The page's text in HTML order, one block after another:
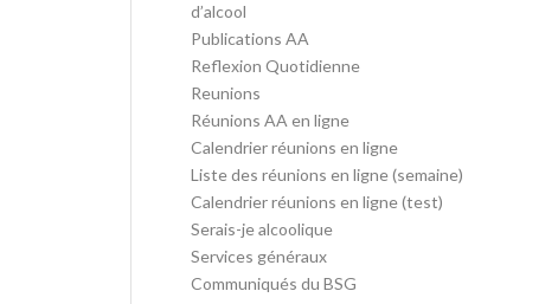
d’alcool
Publications AA
Reflexion Quotidienne
Reunions
Réunions AA en ligne
Calendrier réunions en ligne
Liste des réunions en ligne (semaine)
Calendrier réunions en ligne (test)
Serais-je alcoolique
Services généraux
Communiqués du BSG